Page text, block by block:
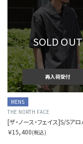
SOLD OUT
再入荷受付
MENS
THE NORTH FACE
￥15,400(税込)